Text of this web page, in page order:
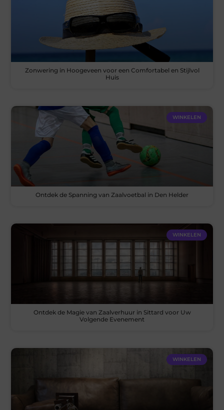
Zonwering in Hoogeveen voor een Comfortabel en Stijlvol
Huis
WINKELEN
Ontdek de Spanning van Zaalvoetbal in Den Helder
WINKELEN
Ontdek de Magie van Zaalverhuur in Sittard voor Uw
Volgende Evenement
WINKELEN